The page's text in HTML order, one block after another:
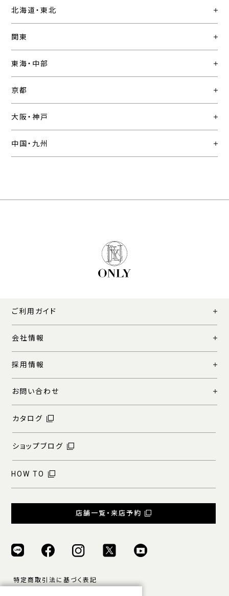
北海道・東北
関東
東海・中部
京都
大阪・神戸
中国・九州
ご利用ガイド
会社情報
採用情報
お問い合わせ
カタログ
ショップブログ
HOW TO
店舗一覧・来店予約
特定商取引法に基づく表記